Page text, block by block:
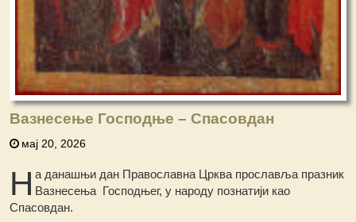
Вазнесење Господње – Спасовдан
мај 20, 2026
Н а данашњи дан Православна Црква прославља празник
Вазнесења Господњег, у народу познатији као
Спасовдан.